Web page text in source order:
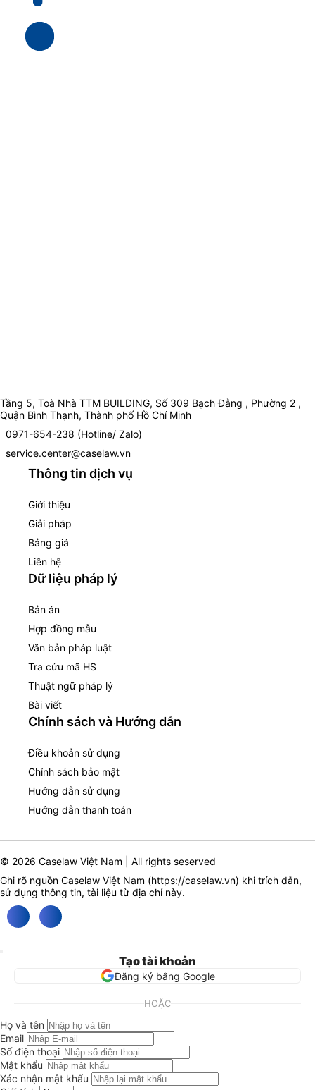
Tầng 5, Toà Nhà TTM BUILDING, Số 309 Bạch Đằng , Phường 2 ,
Quận Bình Thạnh, Thành phố Hồ Chí Minh
0971-654-238 (Hotline/ Zalo)
service.center@caselaw.vn
Thông tin dịch vụ
Giới thiệu
Giải pháp
Bảng giá
Liên hệ
Dữ liệu pháp lý
Bản án
Hợp đồng mẫu
Văn bản pháp luật
Tra cứu mã HS
Thuật ngữ pháp lý
Bài viết
Chính sách và Hướng dẫn
Điều khoản sử dụng
Chính sách bảo mật
Hướng dẫn sử dụng
Hướng dẫn thanh toán
© 2026 Caselaw Việt Nam | All rights seserved
Ghi rõ nguồn Caselaw Việt Nam (https://caselaw.vn) khi trích dẫn,
sử dụng thông tin, tài liệu từ địa chỉ này.
Tạo tài khoản
Đăng ký bằng Google
HOẶC
Họ và tên
Email
Số điện thoại
Mật khẩu
Xác nhận mật khẩu